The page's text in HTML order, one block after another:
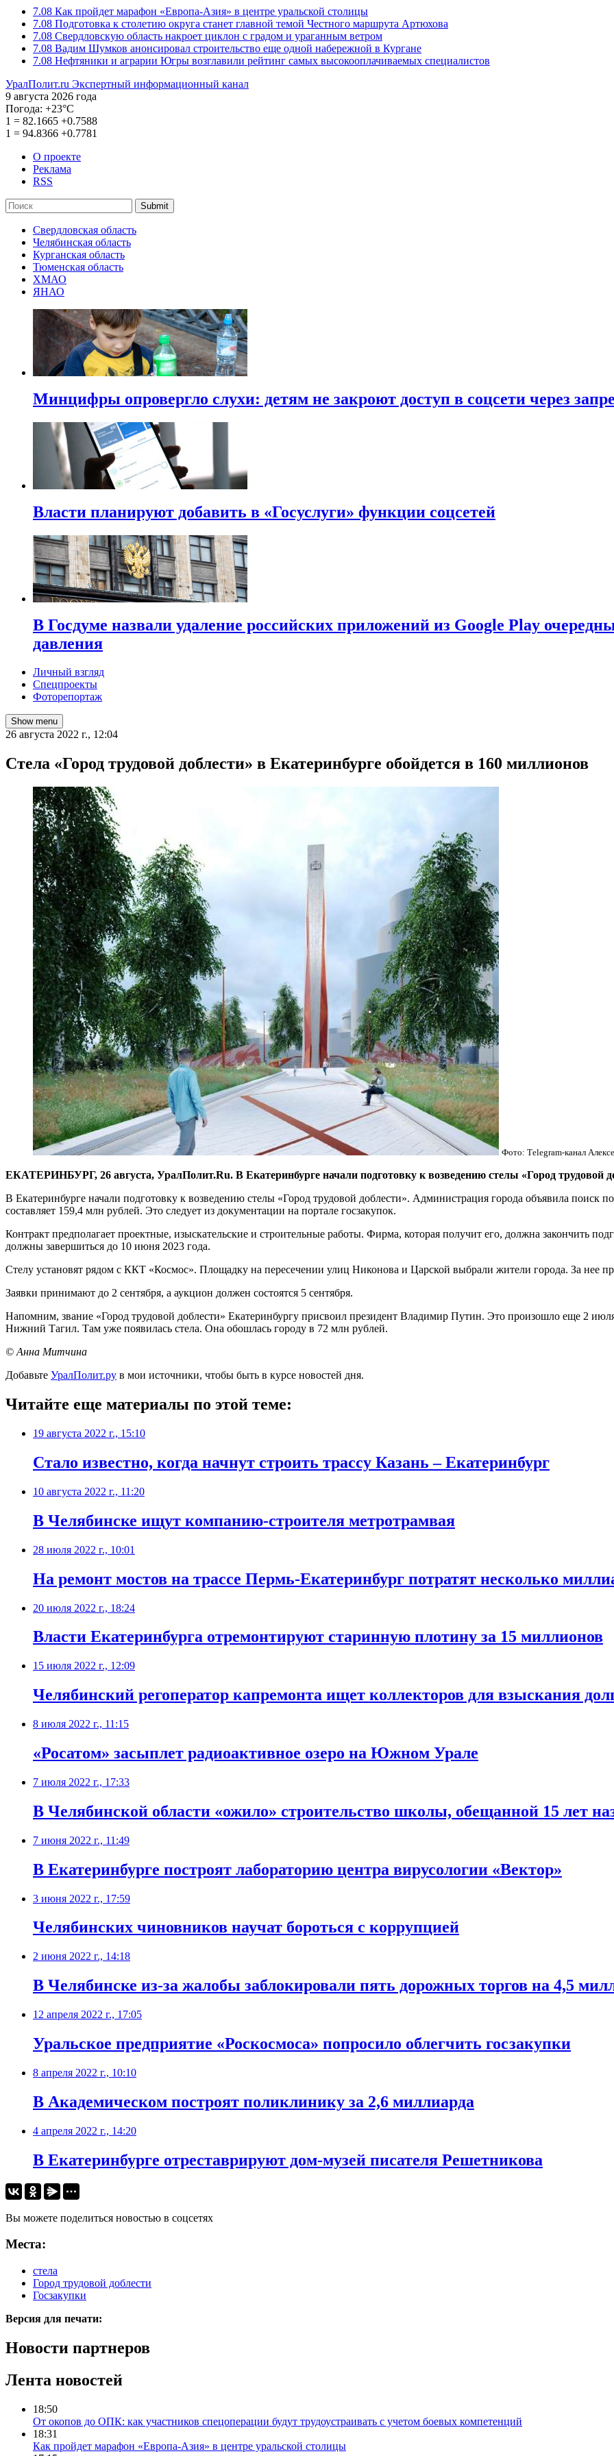
7.08 Как пройдет марафон «Европа-Азия» в центре уральской столицы
7.08 Подготовка к столетию округа станет главной темой Честного маршрута Артюхова
7.08 Свердловскую область накроет циклон с градом и ураганным ветром
7.08 Вадим Шумков анонсировал строительство еще одной набережной в Кургане
7.08 Нефтяники и аграрии Югры возглавили рейтинг самых высокооплачиваемых специалистов
УралПолит.ru Экспертный информационный канал
9 августа 2026 года
Погода: +23°С
1 = 82.1665 +0.7588
1 = 94.8366 +0.7781
О проекте
Реклама
RSS
Submit
Свердловская область
Челябинская область
Курганская область
Тюменская область
ХМАО
ЯНАО
Минцифры опровергло слухи: детям не закроют доступ в соцсети через
Власти планируют добавить в «Госуслуги» функции соцсетей
В Госдуме назвали удаление российских приложений из Google Play
давления
Личный взгляд
Спецпроекты
Фоторепортаж
Show menu
26 августа 2022 г., 12:04
​Стела «Город трудовой доблести» в Екатеринбурге обойдется в 160 миллионов
Фото: Тelegram-канал
ЕКАТЕРИНБУРГ, 26 августа, УралПолит.Ru. В Екатеринбурге начали подготовку к возведению стелы «Город трудовой
В Екатеринбурге начали подготовку к возведению стелы «Город трудовой доблести». Администрация города объявила поиск
составляет 159,4 млн рублей. Это следует из документации на портале госзакупок.
Контракт предполагает проектные, изыскательские и строительные работы. Фирма, которая получит его, должна закончить
должны завершиться до 10 июня 2023 года.
Стелу установят рядом с ККТ «Космос». Площадку на пересечении улиц Никонова и Царской выбрали жители города. За нее
Заявки принимают до 2 сентября, а аукцион должен состоятся 5 сентября.
Напомним, звание «Город трудовой доблести» Екатеринбургу присвоил президент Владимир Путин. Это произошло еще 2
Нижний Тагил. Там уже появилась стела. Она обошлась городу в 72 млн рублей.
© Анна Митчина
Добавьте УралПолит.ру в мои источники, чтобы быть в курсе новостей дня.
Читайте еще материалы по этой теме:
19 августа 2022 г., 15:10
​Стало известно, когда начнут строить трассу Казань – Екатеринбург
10 августа 2022 г., 11:20
В Челябинске ищут компанию-строителя метротрамвая
28 июля 2022 г., 10:01
На ремонт мостов на трассе Пермь-Екатеринбург потратят несколько
20 июля 2022 г., 18:24
Власти Екатеринбурга отремонтируют старинную плотину за 15 миллионов
15 июля 2022 г., 12:09
Челябинский регоператор капремонта ищет коллекторов для взыскания
8 июля 2022 г., 11:15
«Росатом» засыплет радиоактивное озеро на Южном Урале
7 июля 2022 г., 17:33
В Челябинской области «ожило» строительство школы, обещанной 15 лет
7 июня 2022 г., 11:49
​В Екатеринбурге построят лабораторию центра вирусологии «Вектор»
3 июня 2022 г., 17:59
Челябинских чиновников научат бороться с коррупцией
2 июня 2022 г., 14:18
В Челябинске из-за жалобы заблокировали пять дорожных торгов на 4,5
12 апреля 2022 г., 17:05
Уральское предприятие «Роскосмоса» попросило облегчить госзакупки
8 апреля 2022 г., 10:10
​В Академическом построят поликлинику за 2,6 миллиарда
4 апреля 2022 г., 14:20
​В Екатеринбурге отреставрируют дом-музей писателя Решетникова
Вы можете поделиться новостью в соцсетях
Места:
стела
Город трудовой доблести
Госзакупки
Версия для печати:
Новости партнеров
Лента новостей
18:50
От окопов до ОПК: как участников спецоперации будут трудоустраивать с учетом боевых компетенций
18:31
Как пройдет марафон «Европа-Азия» в центре уральской столицы